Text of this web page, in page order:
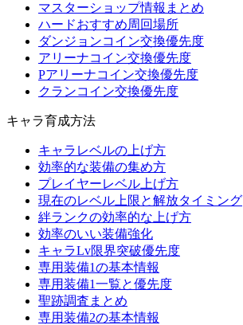
マスターショップ情報まとめ
ハードおすすめ周回場所
ダンジョンコイン交換優先度
アリーナコイン交換優先度
Pアリーナコイン交換優先度
クランコイン交換優先度
キャラ育成方法
キャラレベルの上げ方
効率的な装備の集め方
プレイヤーレベル上げ方
現在のレベル上限と解放タイミング
絆ランクの効率的な上げ方
効率のいい装備強化
キャラLv限界突破優先度
専用装備1の基本情報
専用装備1一覧と優先度
聖跡調査まとめ
専用装備2の基本情報